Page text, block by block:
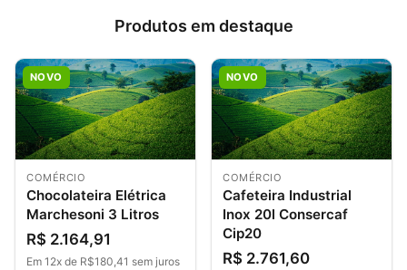
Produtos em destaque
NOVO
COMÉRCIO
Chocolateira Elétrica
Marchesoni 3 Litros
R$ 2.164,91
Em 12x de R$180,41 sem juros
NOVO
COMÉRCIO
Cafeteira Industrial
Inox 20l Consercaf
Cip20
R$ 2.761,60